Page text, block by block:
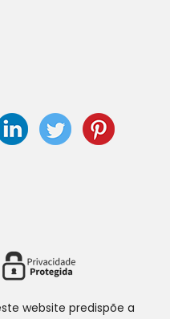
website predispõe a